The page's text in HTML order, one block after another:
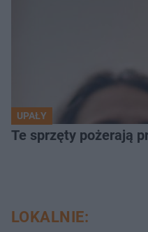
UPAŁY
Te sprzęty pożerają
LOKALNIE: